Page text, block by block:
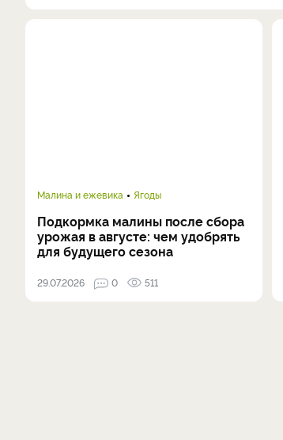
Малина и ежевика Ягоды
Подкормка малины после сбора
урожая в августе: чем удобрять
для будущего сезона
29.07.2026 0 511